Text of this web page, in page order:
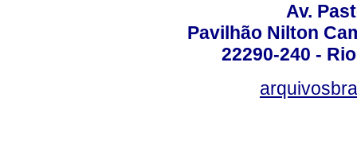
Av.
Pavilhão Nilton
22290-240 -